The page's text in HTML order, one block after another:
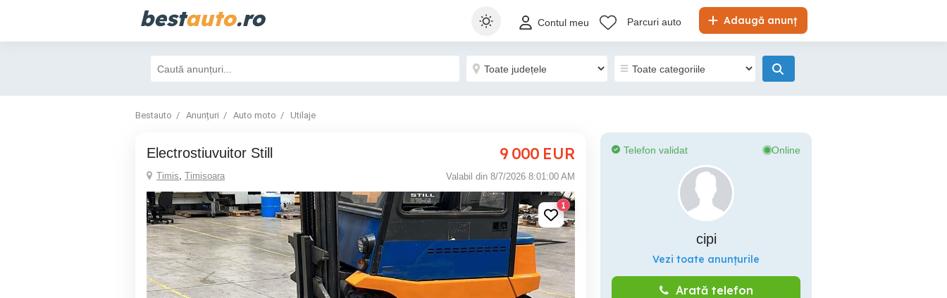
bestauto.ro Adaugă anunț
Contul meu Parcuri auto
Bestauto Anunțuri Auto moto Utilaje
Electrostiuvuitor Still 9 000 EUR
Timis, Timisoara Valabil din 8/7/2026 8:01:00 AM
1
Telefon validat Online
cipi
Vezi toate anunțurile
Arată telefon